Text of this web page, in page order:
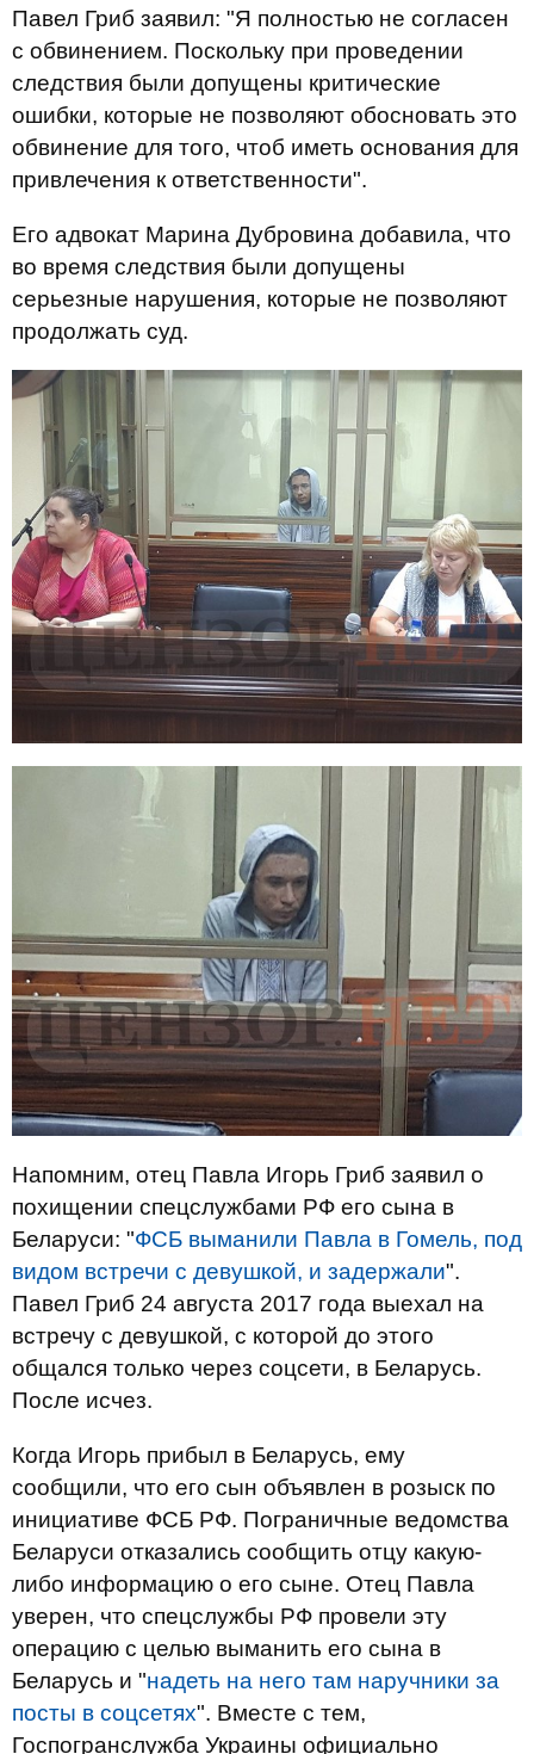
Павел Гриб заявил: "Я полностью не согласен
с обвинением. Поскольку при проведении
следствия были допущены критические
ошибки, которые не позволяют обосновать это
обвинение для того, чтоб иметь основания для
привлечения к ответственности".
Его адвокат Марина Дубровина добавила, что
во время следствия были допущены
серьезные нарушения, которые не позволяют
продолжать суд.
Напомним, отец Павла Игорь Гриб заявил о
похищении спецслужбами РФ его сына в
Беларуси: "ФСБ выманили Павла в Гомель, под
видом встречи с девушкой, и задержали".
Павел Гриб 24 августа 2017 года выехал на
встречу с девушкой, с которой до этого
общался только через соцсети, в Беларусь.
После исчез.
Когда Игорь прибыл в Беларусь, ему
сообщили, что его сын объявлен в розыск по
инициативе ФСБ РФ. Пограничные ведомства
Беларуси отказались сообщить отцу какую-
либо информацию о его сыне. Отец Павла
уверен, что спецслужбы РФ провели эту
операцию с целью выманить его сына в
Беларусь и "надеть на него там наручники за
посты в соцсетях". Вместе с тем,
Госпогранслужба Украины официально